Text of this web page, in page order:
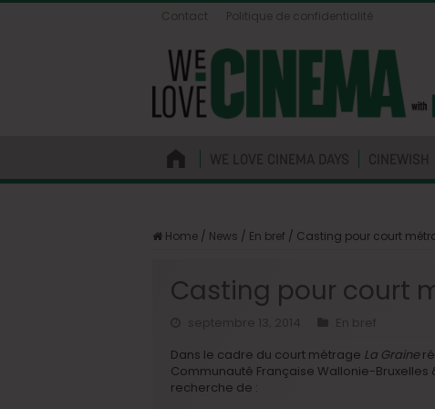
Contact Politique de confidentialité
WE LOVE CINEMA DAYS CINEWISH
Home / News / En bref / Casting pour court
Casting pour court
En bref
Dans le cadre du court métrage La Graine
Communauté Française Wallonie-
recherche de :